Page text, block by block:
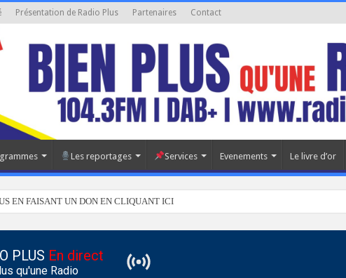
Présentation de Radio Plus Partenaires Contact
Les reportages Services Evenements Le livre d’or
EN FAISANT UN DON EN CLIQUANT ICI
PLUS En direct
qu'une Radio